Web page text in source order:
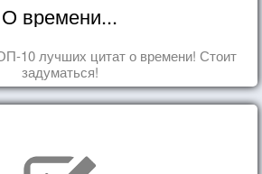
О времени...
10 лучших цитат о времени! Стоит
задуматься!